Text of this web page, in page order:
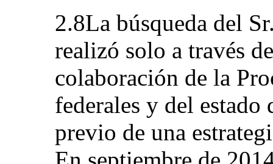
2.8La búsqueda del
realizó solo a través
colaboración de la
federales y del estado
previo de una